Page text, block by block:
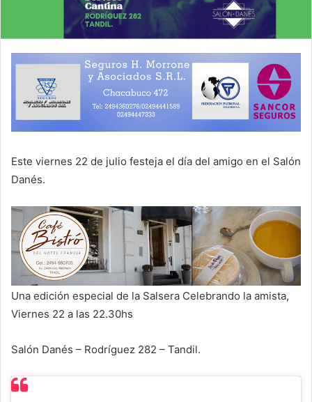
Este viernes 22 de julio festeja el día del amigo en el Salón
Danés.
Una edición especial de la Salsera Celebrando la amista,
Viernes 22 a las 22.30hs
Salón Danés – Rodríguez 282 – Tandil.